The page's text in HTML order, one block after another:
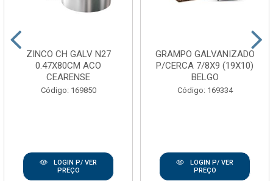
ZINCO CH GALV N27
0.47X80CM ACO
CEARENSE
Código: 169850
LOGIN P/ VER
PREÇO
GRAMPO GALVANIZADO
P/CERCA 7/8X9 (19X10)
BELGO
Código: 169334
LOGIN P/ VER
PREÇO